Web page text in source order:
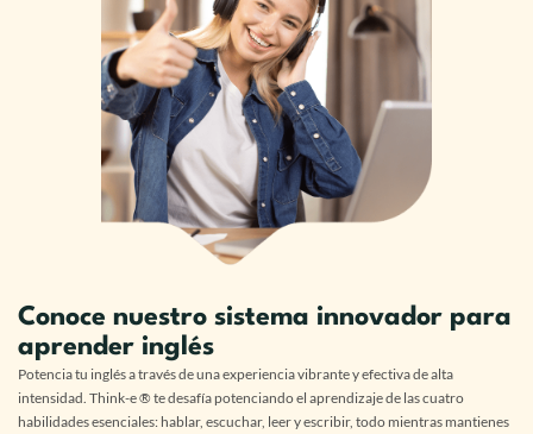
Conoce nuestro sistema innovador para
aprender inglés
Potencia tu inglés a través de una experiencia vibrante y efectiva de alta
intensidad. Think-e ® te desafía potenciando el aprendizaje de las cuatro
habilidades esenciales: hablar, escuchar, leer y escribir, todo mientras mantienes